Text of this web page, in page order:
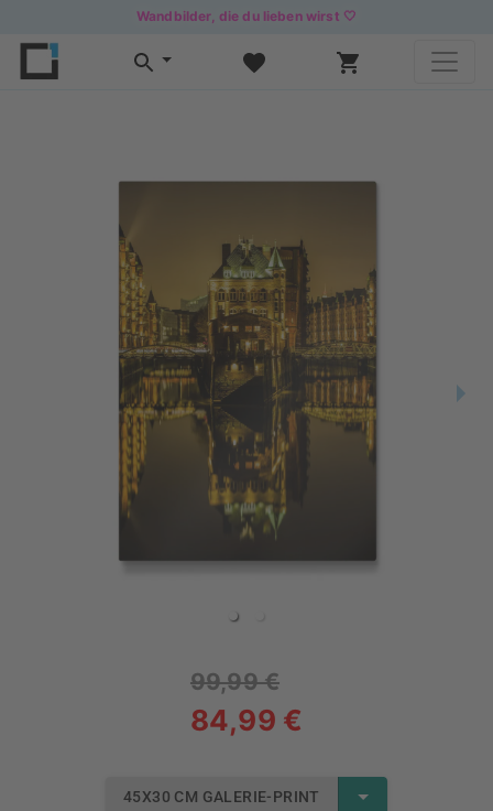
Wandbilder, die du lieben wirst 🤍
99,99 €
84,99 €
45X30 CM GALERIE-PRINT